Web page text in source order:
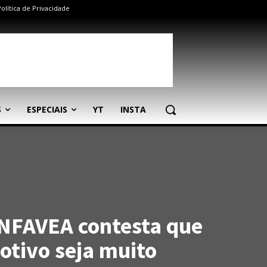
de Privacidade
ESPECIAIS YT INSTA
contesta que
seja muito